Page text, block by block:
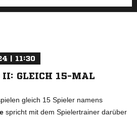
| 11:30
II: GLEICH 15-MAL
gleich 15 Spieler namens
spricht mit dem Spielertrainer darüber